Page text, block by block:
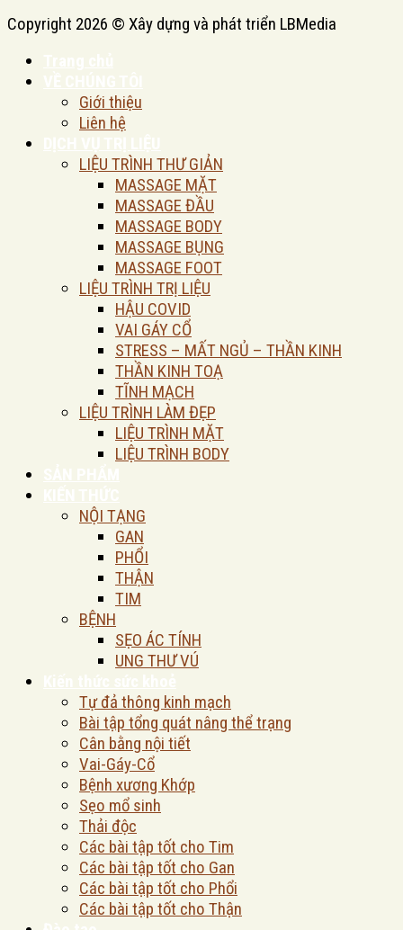
Copyright 2026 © Xây dựng và phát triển LBMedia
Giới thiệu
Liên hệ
LIỆU TRÌNH THƯ GIẢN
MASSAGE MẶT
MASSAGE ĐẦU
MASSAGE BODY
MASSAGE BỤNG
MASSAGE FOOT
LIỆU TRÌNH TRỊ LIỆU
HẬU COVID
VAI GÁY CỔ
STRESS – MẤT NGỦ – THẦN KINH
THẦN KINH TOẠ
TĨNH MẠCH
LIỆU TRÌNH LÀM ĐẸP
LIỆU TRÌNH MẶT
LIỆU TRÌNH BODY
NỘI TẠNG
GAN
PHỔI
THẬN
TIM
BỆNH
SẸO ÁC TÍNH
UNG THƯ VÚ
Tự đả thông kinh mạch
Bài tập tổng quát nâng thể trạng
Cân bằng nội tiết
Vai-Gáy-Cổ
Bệnh xương Khớp
Sẹo mổ sinh
Thải độc
Các bài tập tốt cho Tim
Các bài tập tốt cho Gan
Các bài tập tốt cho Phổi
Các bài tập tốt cho Thận